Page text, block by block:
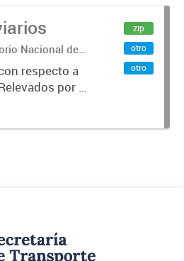
06/2019 para
Nacional de
respecto a
por la
zip
otro
otro